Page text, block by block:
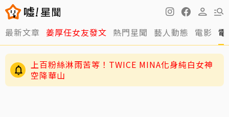
最新文章 姜厚任女友發文 熱門星聞 藝人動態 電影
上百粉絲淋雨苦等！TWICE MINA化身純白女神
空降華山